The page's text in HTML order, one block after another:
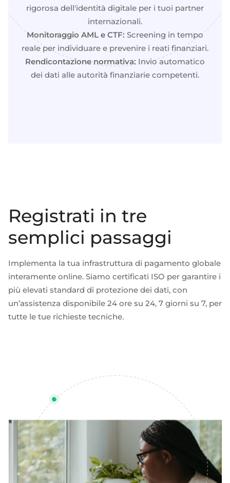
rigorosa dell'identità digitale per i tuoi partner
internazionali.
Monitoraggio AML e CTF: Screening in tempo
reale per individuare e prevenire i reati finanziari.
Rendicontazione normativa: Invio automatico
dei dati alle autorità finanziarie competenti.
Registrati in tre
semplici passaggi
Implementa la tua infrastruttura di pagamento globale
interamente online. Siamo certificati ISO per garantire i
più elevati standard di protezione dei dati, con
un’assistenza disponibile 24 ore su 24, 7 giorni su 7, per
tutte le tue richieste tecniche.